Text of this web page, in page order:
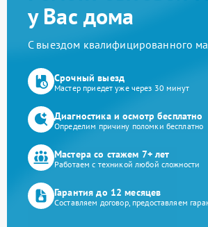
у Вас дома
С выездом квалифицированного
Срочный выезд
Мастер приедет уже через 30 минут
Диагностика и осмотр бесплатно
Определим причину поломки бесплатно
Мастера со стажем 7+ лет
Работаем с техникой любой сложности
Гарантия до 12 месяцев
Составляем договор, предоставляем